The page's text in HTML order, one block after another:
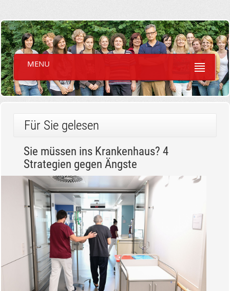
MENU
Für Sie gelesen
Sie müssen ins Krankenhaus? 4
Strategien gegen Ängste